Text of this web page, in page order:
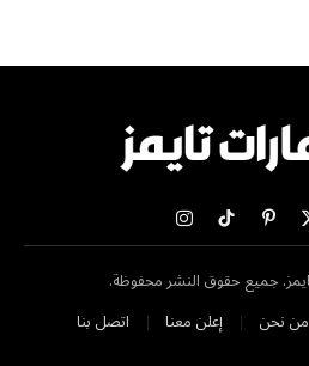
بينتيريستتيكتوكالانستغرام
من نحن إعلن معنا اتصل بنا